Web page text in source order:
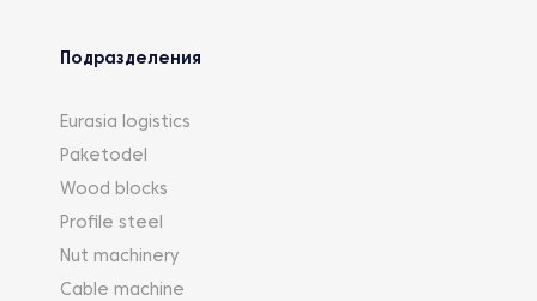
Подразделения
Eurasia logistics
Paketodel
Wood blocks
Profile steel
Nut machinery
Cable machine